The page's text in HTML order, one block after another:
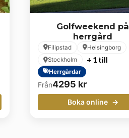
Golfweekend på
herrgård
Filipstad
Helsingborg
Stockholm
+ 1 till
Herrgårdar
Från4295 kr
Boka online